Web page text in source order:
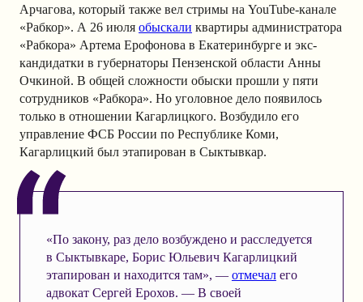
Арчагова, который также вел стримы на YouTube-канале
«Рабкор». А 26 июля обыскали квартиры администратора
«Рабкора» Артема Ерофонова в Екатеринбурге и экс-
кандидатки в губернаторы Пензенской области Анны
Очкиной. В общей сложности обыски прошли у пяти
сотрудников «Рабкора». Но уголовное дело появилось
только в отношении Кагарлицкого. Возбудило его
управление ФСБ России по Республике Коми,
Кагарлицкий был этапирован в Сыктывкар.
«По закону, раз дело возбуждено и расследуется
в Сыктывкаре, Борис Юльевич Кагарлицкий
этапирован и находится там», — отмечалего
адвокат Сергей Ерохов. — В своей